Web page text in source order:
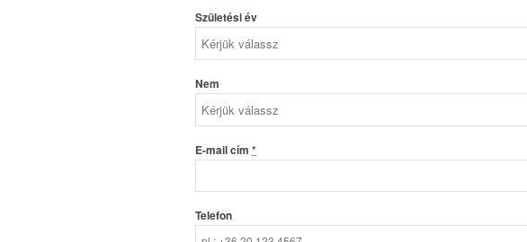
Születési év
Nem
E-mail cím *
Telefon